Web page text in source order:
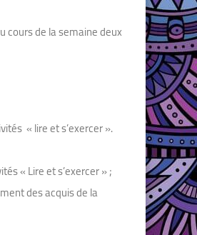
cours de la semaine deux
« lire et s’exercer ».
« Lire et s’exercer » ;
des acquis de la